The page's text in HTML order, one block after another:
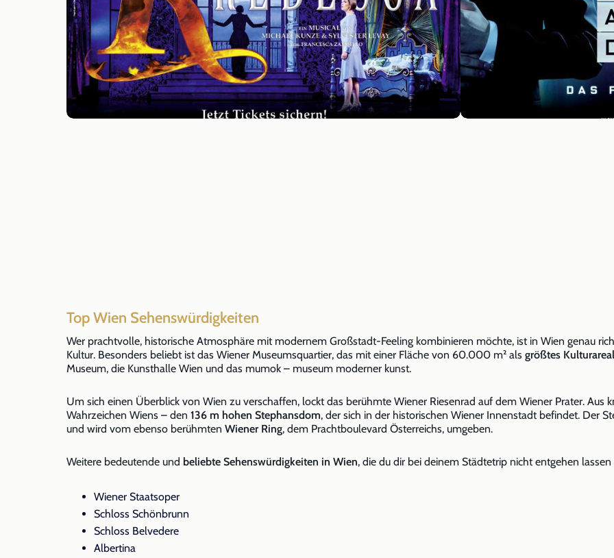
Top Wien Sehenswürdigkeiten
Wer prachtvolle, historische Atmosphäre mit modernem Großstadt-Feeling kombinieren möchte, ist in Wien genau
Kultur. Besonders beliebt ist das Wiener Museumsquartier, das mit einer Fläche von 60.000 m² als größtes
Museum, die Kunsthalle Wien und das mumok – museum moderner kunst.
Um sich einen Überblick von Wien zu verschaffen, lockt das berühmte Wiener Riesenrad auf dem Wiener Prater. Aus
Wahrzeichen Wiens – den 136 m hohen Stephansdom, der sich in der historischen Wiener Innenstadt befindet. Der
und wird vom ebenso berühmten Wiener Ring, dem Prachtboulevard Österreichs, umgeben.
Weitere bedeutende und beliebte Sehenswürdigkeiten in Wien, die du dir bei deinem Städtetrip nicht entgehen
Wiener Staatsoper
Schloss Schönbrunn
Schloss Belvedere
Albertina